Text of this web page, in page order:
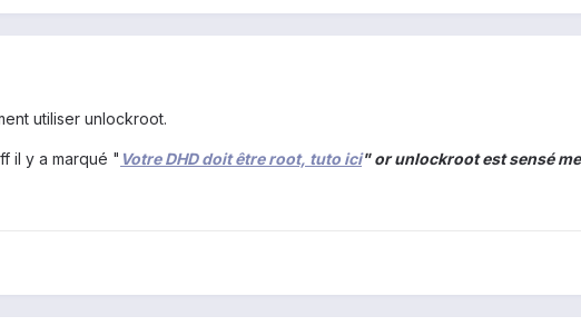
utiliser unlockroot.
il y a marqué " Votre DHD doit être root, tuto ici" or unlockroot est sensé